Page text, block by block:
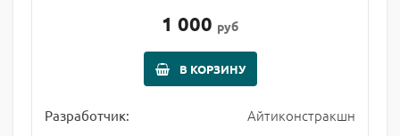
1 000 руб
В КОРЗИНУ
Разработчик: Айтиконстракшн